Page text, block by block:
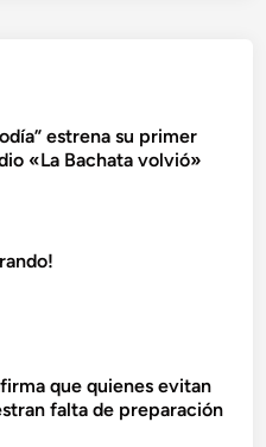
estrena su primer
«La Bachata volvió»
que quienes evitan
falta de preparación